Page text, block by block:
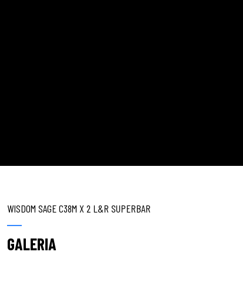
WISDOM SAGE C38M X 2 L&R SUPERBAR
GALERIA